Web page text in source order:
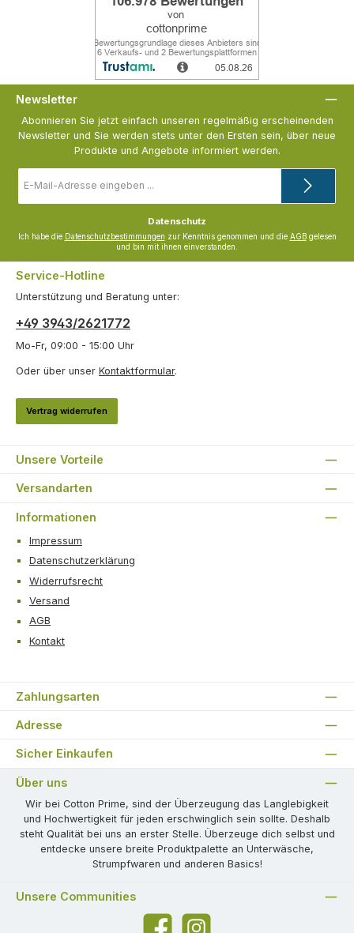
Newsletter
Abonnieren Sie jetzt einfach unseren regelmäßig erscheinenden
Newsletter und Sie werden stets unter den Ersten sein, über neue
Produkte und Angebote informiert werden.
Mail-
Datenschutz
Ich habe die Datenschutzbestimmungen zur Kenntnis genommen und die AGBgelesen
und bin mit ihnen einverstanden.
Service-Hotline
Unterstützung und Beratung unter:
+49 3943/2621772
Mo-Fr, 09:00 - 15:00 Uhr
Oder über unser Kontaktformular.
Vertrag widerrufen
Unsere Vorteile
Versandarten
Informationen
Impressum
Datenschutzerklärung
Widerrufsrecht
Versand
AGB
Kontakt
Zahlungsarten
Adresse
Sicher Einkaufen
Über uns
Wir bei Cotton Prime, sind der Überzeugung das Langlebigkeit
und Hochwertigkeit für jeden erschwinglich sein sollte. Deshalb
steht Qualität bei uns an erster Stelle. Überzeuge dich selbst und
entdecke unsere breite Produktpalette an Unterwäsche,
Strumpfwaren und anderen Basics!
Unsere Communities